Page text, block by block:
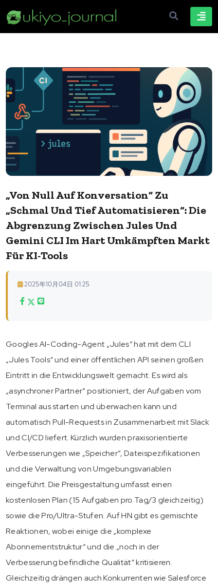
„Von Null Auf Konversation“ Zu
„Schmal Und Tief Automatisieren“: Die
Abgrenzung Zwischen Jules Und
Gemini CLI Im Hart Umkämpften Markt
Für KI-Tools
2025年10月04日 01:25
Googles AI-Coding-Agent „Jules“ hat mit dem CLI
„Jules Tools“ und einer öffentlichen API seinen großen
Eintritt in die Entwicklungswelt gemacht. Es wird als
„asynchroner Partner“ positioniert, der Aufgaben vom
Terminal aus starten und überwachen kann und
automatisch Pull-Requests in Zusammenarbeit mit Slack
und CI/CD liefert. Kürzlich wurden praxisorientierte
Verbesserungen wie „Speicher“, Dateispezifikationen
und die Verwaltung von Umgebungsvariablen
eingeführt. Die Preisgestaltung umfasst einen
kostenlosen Plan (15 Aufgaben pro Tag/3 gleichzeitig)
sowie die Pro/Ultra-Stufen. Auf HN gibt es gemischte
Reaktionen, wobei einige die „komplexe
Abonnementstruktur“ und die „noch in der
Verbesserung befindliche Qualität“ kritisieren.
Gleichzeitig drängen auch Konkurrenten wie Salesforce